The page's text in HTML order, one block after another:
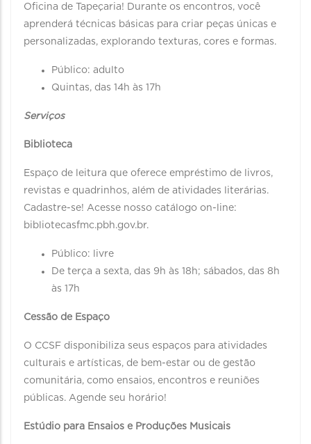
Oficina de Tapeçaria! Durante os encontros, você
aprenderá técnicas básicas para criar peças únicas e
personalizadas, explorando texturas, cores e formas.
Público: adulto
Quintas, das 14h às 17h
Serviços
Biblioteca
Espaço de leitura que oferece empréstimo de livros,
revistas e quadrinhos, além de atividades literárias.
Cadastre-se! Acesse nosso catálogo on-line:
bibliotecasfmc.pbh.gov.br.
Público: livre
De terça a sexta, das 9h às 18h; sábados, das 8h
às 17h
Cessão de Espaço
O CCSF disponibiliza seus espaços para atividades
culturais e artísticas, de bem-estar ou de gestão
comunitária, como ensaios, encontros e reuniões
públicas. Agende seu horário!
Estúdio para Ensaios e Produções Musicais